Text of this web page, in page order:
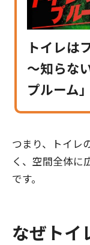
トイレは
～知らな
プルーム
つまり、トイレ
く、空間全体に
です。
なぜトイ